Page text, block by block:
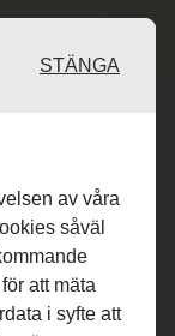
STÄNGA
av våra
såväl
att mäta
i syfte att